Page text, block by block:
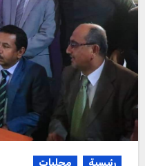
رئيسية محليات